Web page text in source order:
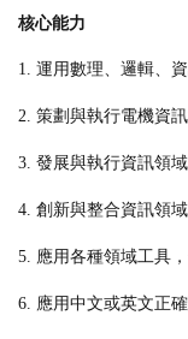
核心能力
1. 運用數理、邏輯、
2. 策劃與執行電機資
3. 發展與執行資訊領
4. 創新與整合資訊領
5. 應用各種領域工具
6. 應用中文或英文正